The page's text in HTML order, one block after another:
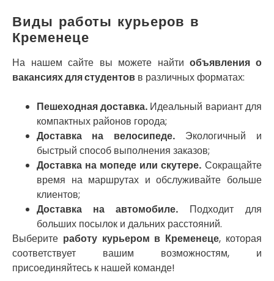
Виды работы курьеров в
Кременеце
На нашем сайте вы можете найтиобъявления о
вакансиях для студентов в различных форматах:
Пешеходная доставка.Идеальный вариант для
компактных районов города;
Доставка на велосипеде.Экологичный и
быстрый способ выполнения заказов;
Доставка на мопеде или скутере. Сокращайте
время на маршрутах и обслуживайте больше
клиентов;
Доставка на автомобиле. Подходит для
больших посылок и дальних расстояний.
Выберите работу курьером в Кременеце, которая
соответствует вашим возможностям, и
присоединяйтесь к нашей команде!
Нежин
Никитинцы
Николаев
Никополь
Новоалександровка
Новоселки
Нововолынск
Обухов
Обуховка
Одесса
Острог
Павлоград
Переяслав
Первомайск
Песочин
Петриков
Петропавловская Борщаговка
Подгородное